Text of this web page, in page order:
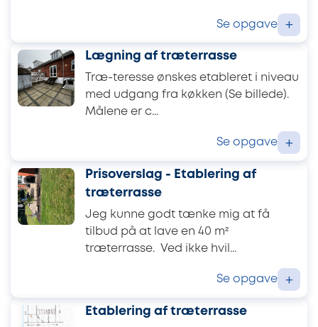
Se opgave +
Lægning af træterrasse
Træ-teresse ønskes etableret i niveau
med udgang fra køkken (Se billede).
Målene er c...
Se opgave +
Prisoverslag - Etablering af
træterrasse
Jeg kunne godt tænke mig at få
tilbud på at lave en 40 m²
træterrasse. Ved ikke hvil...
Se opgave +
Etablering af træterrasse